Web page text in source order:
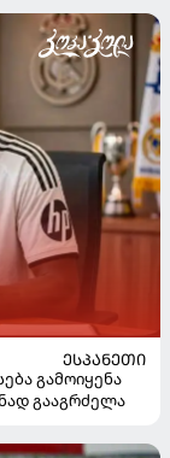
ᲔᲡᲞᲐᲜᲔᲗᲘ
გამოიყენა
გააგრძელა